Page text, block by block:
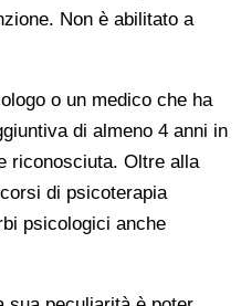
Non è abilitato a
o un medico che ha
di almeno 4 anni in
riconosciuta. Oltre alla
di psicoterapia
psicologici anche